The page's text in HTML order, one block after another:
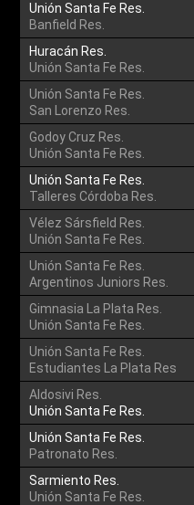
Unión Santa Fe Res.
Banfield Res.
Huracán Res.
Unión Santa Fe Res.
Unión Santa Fe Res.
San Lorenzo Res.
Godoy Cruz Res.
Unión Santa Fe Res.
Unión Santa Fe Res.
Talleres Córdoba Res.
Vélez Sársfield Res.
Unión Santa Fe Res.
Unión Santa Fe Res.
Argentinos Juniors Res.
Gimnasia La Plata Res.
Unión Santa Fe Res.
Unión Santa Fe Res.
Estudiantes La Plata Res
Aldosivi Res.
Unión Santa Fe Res.
Unión Santa Fe Res.
Patronato Res.
Sarmiento Res.
Unión Santa Fe Res.